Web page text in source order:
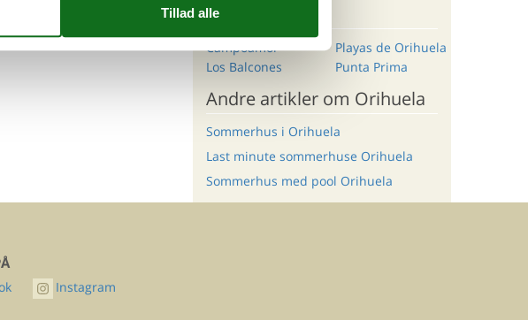
Destinationer
Campoamor
Los Balcones
Playas de Orihuela
Punta Prima
Andre artikler om Orihuela
Sommerhus i Orihuela
Last minute sommerhuse Orihuela
Sommerhus med pool Orihuela
Instagram